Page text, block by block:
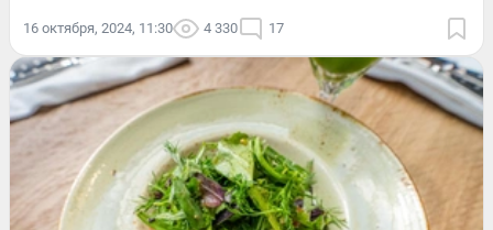
16 октября, 2024, 11:30 4 330 17